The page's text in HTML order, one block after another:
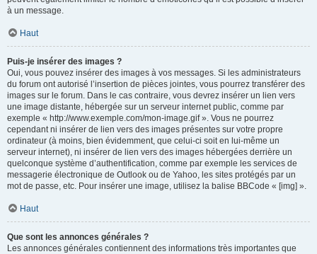
à un message.
Haut
Puis-je insérer des images ?
Oui, vous pouvez insérer des images à vos messages. Si les administrateurs
du forum ont autorisé l’insertion de pièces jointes, vous pourrez transférer des
images sur le forum. Dans le cas contraire, vous devrez insérer un lien vers
une image distante, hébergée sur un serveur internet public, comme par
exemple « http://www.exemple.com/mon-image.gif ». Vous ne pourrez
cependant ni insérer de lien vers des images présentes sur votre propre
ordinateur (à moins, bien évidemment, que celui-ci soit en lui-même un
serveur internet), ni insérer de lien vers des images hébergées derrière un
quelconque système d’authentification, comme par exemple les services de
messagerie électronique de Outlook ou de Yahoo, les sites protégés par un
mot de passe, etc. Pour insérer une image, utilisez la balise BBCode « [img] ».
Haut
Que sont les annonces générales ?
Les annonces générales contiennent des informations très importantes que